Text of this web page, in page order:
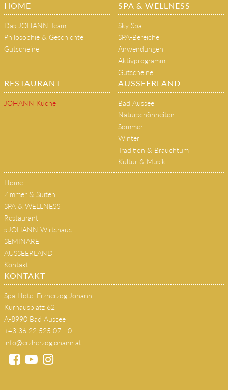
HOME
Das JOHANN Team
Philosophie & Geschichte
Gutscheine
SPA & WELLNESS
Sky Spa
SPA-Bereiche
Anwendungen
Aktivprogramm
Gutscheine
RESTAURANT
JOHANN Küche
AUSSEERLAND
Bad Aussee
Naturschönheiten
Sommer
Winter
Tradition & Brauchtum
Kultur & Musik
Home
Zimmer & Suiten
SPA & WELLNESS
Restaurant
s'JOHANN Wirtshaus
SEMINARE
AUSSEERLAND
Kontakt
KONTAKT
Spa Hotel Erzherzog Johann
Kurhausplatz 62
A-8990 Bad Aussee
+43 36 22 525 07 - 0
info@erzherzogjohann.at